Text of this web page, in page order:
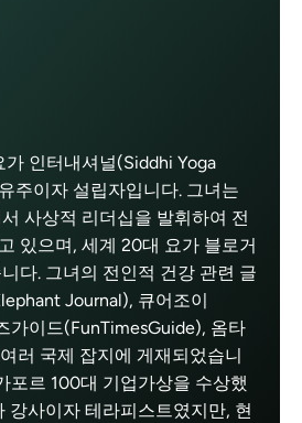
가 인터내셔널(Siddhi Yoga
주이자 설립자입니다. 그녀는
사상적 리더십을 발휘하여 전
있으며, 세계 20대 요가 블로거
다. 그녀의 전인적 건강 관련 글
Journal), 큐어조이
가이드(FunTimesGuide), 옴타
러 국제 잡지에 게재되었습니
포르 100대 기업가상을 수상했
강사이자 테라피스트였지만, 현